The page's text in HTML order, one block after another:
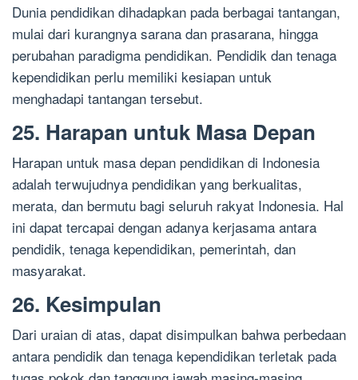
Dunia pendidikan dihadapkan pada berbagai tantangan,
mulai dari kurangnya sarana dan prasarana, hingga
perubahan paradigma pendidikan. Pendidik dan tenaga
kependidikan perlu memiliki kesiapan untuk
menghadapi tantangan tersebut.
25. Harapan untuk Masa Depan
Harapan untuk masa depan pendidikan di Indonesia
adalah terwujudnya pendidikan yang berkualitas,
merata, dan bermutu bagi seluruh rakyat Indonesia. Hal
ini dapat tercapai dengan adanya kerjasama antara
pendidik, tenaga kependidikan, pemerintah, dan
masyarakat.
26. Kesimpulan
Dari uraian di atas, dapat disimpulkan bahwa perbedaan
antara pendidik dan tenaga kependidikan terletak pada